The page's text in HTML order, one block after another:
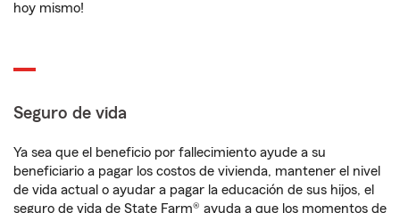
hoy mismo!
Seguro de vida
Ya sea que el beneficio por fallecimiento ayude a su
beneficiario a pagar los costos de vivienda, mantener el nivel
de vida actual o ayudar a pagar la educación de sus hijos, el
seguro de vida de State Farm® ayuda a que los momentos de